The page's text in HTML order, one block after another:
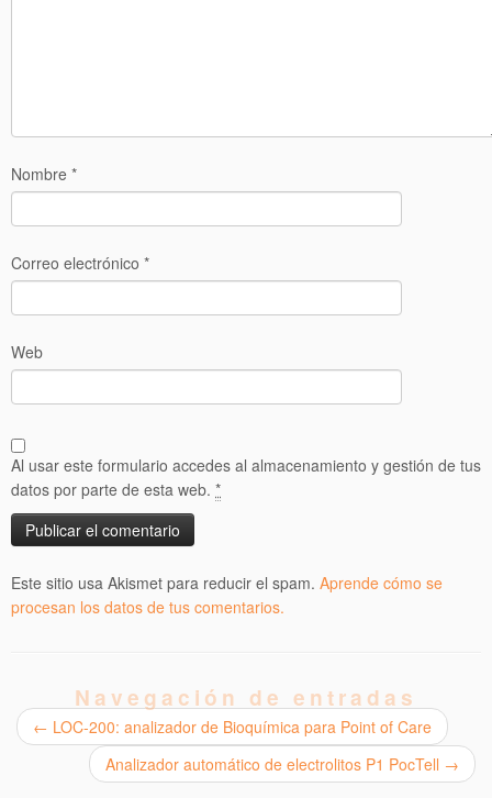
Nombre *
Correo electrónico *
Web
Al usar este formulario accedes al almacenamiento y gestión de tus
datos por parte de esta web. *
Este sitio usa Akismet para reducir el spam. Aprende cómo se
procesan los datos de tus comentarios.
Navegación de entradas
← LOC-200: analizador de Bioquímica para Point of Care
Analizador automático de electrolitos P1 PocTell →